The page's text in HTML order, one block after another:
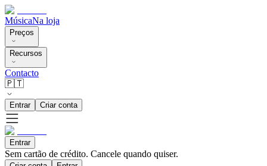
MúsicaNa loja
Preços
Recursos
Contacto
🇵🇹
Entrar Criar conta
Entrar
Sem cartão de crédito. Cancele quando quiser.